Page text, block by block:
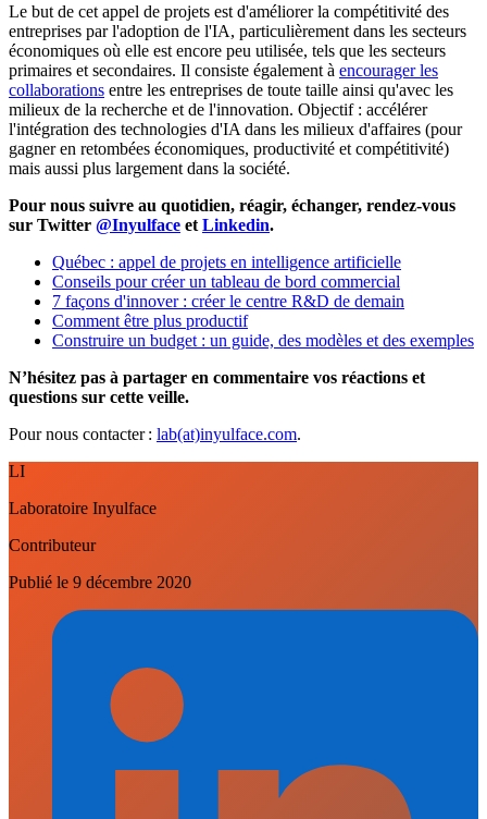
Le but de cet appel de projets est d'améliorer la compétitivité des
entreprises par l'adoption de l'IA, particulièrement dans les secteurs
économiques où elle est encore peu utilisée, tels que les secteurs
primaires et secondaires. Il consiste également à encourager les
collaborations entre les entreprises de toute taille ainsi qu'avec les
milieux de la recherche et de l'innovation. Objectif : accélérer
l'intégration des technologies d'IA dans les milieux d'affaires (pour
gagner en retombées économiques, productivité et compétitivité)
mais aussi plus largement dans la société.
Pour nous suivre au quotidien, réagir, échanger, rendez-vous
sur Twitter @Inyulface et Linkedin.
Québec : appel de projets en intelligence artificielle
Conseils pour créer un tableau de bord commercial
7 façons d'innover : créer le centre R&D de demain
Comment être plus productif
Construire un budget : un guide, des modèles et des exemples
N’hésitez pas à partager en commentaire vos réactions et
questions sur cette veille.
Pour nous contacter : lab(at)inyulface.com.
LI
Laboratoire Inyulface
Contributeur
Publié le 9 décembre 2020